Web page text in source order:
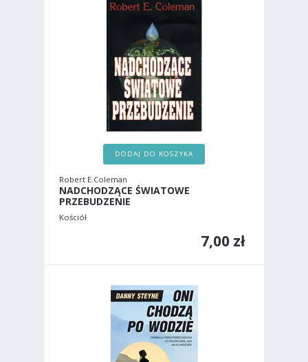
DODAJ DO KOSZYKA
Robert E.Coleman
NADCHODZĄCE ŚWIATOWE
PRZEBUDZENIE
Kościół
7,00 zł